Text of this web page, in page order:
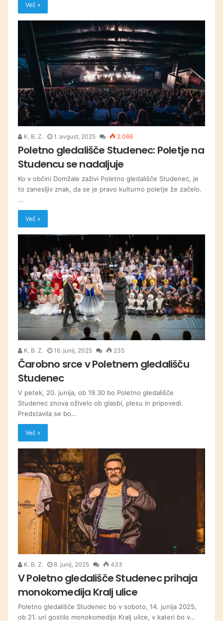
Več »
K. B. Z. 1. avgust, 2025 2.066
Poletno gledališče Studenec: Poletje na
Studencu se nadaljuje
Ko v občini Domžale zaživi Poletno gledališče Studenec, je
to zanesljiv znak, da se je pravo kulturno poletje že začelo.
…
Več »
K. B. Z. 16. junij, 2025 235
Čarobno srce v Poletnem gledališču
Studenec
V petek, 20. junija, ob 19.30 bo Poletno gledališče
Studenec znova oživelo ob glasbi, plesu in pripovedi.
Predstavila se bo…
Več »
K. B. Z. 8. junij, 2025 433
V Poletno gledališče Studenec prihaja
monokomedija Kralj ulice
Poletno gledališče Studenec bo v soboto, 14. junija 2025,
ob 21. uri gostilo monokomedijo Kralj ulice, v kateri bo v…